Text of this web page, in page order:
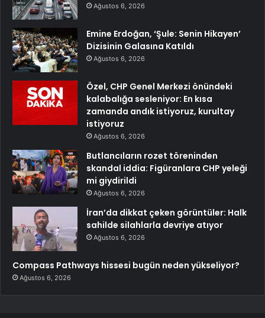
Ağustos 6, 2026
Emine Erdoğan, ‘Şule: Senin Hikayen’
Dizisinin Galasına Katıldı
Ağustos 6, 2026
Özel, CHP Genel Merkezi önündeki
kalabalığa sesleniyor: En kısa
zamanda andık istiyoruz, kurultay
istiyoruz
Ağustos 6, 2026
Butlancıların rozet töreninden
skandal iddia: Figüranlara CHP yeleği
mi giydirildi
Ağustos 6, 2026
İran’da dikkat çeken görüntüler: Halk
sahilde silahlarla devriye atıyor
Ağustos 6, 2026
Compass Pathways hissesi bugün neden yükseliyor?
Ağustos 6, 2026